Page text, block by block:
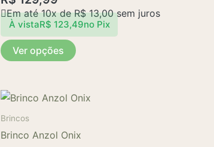
Em até 10x deR$13,00sem juros
À vistaR$ 123,49no Pix
Ver opções
As
opções
podem
na
Brincos
Brinco Anzol Onix